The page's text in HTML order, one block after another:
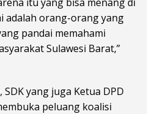
adalah orang-orang yang
pandai memahami
Sulawesi Barat,”
yang juga Ketua DPD
peluang koalisi